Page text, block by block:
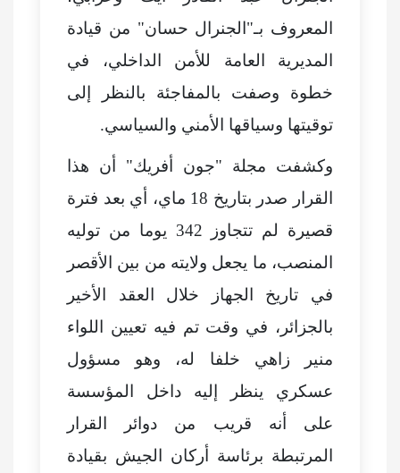
المعروف بـ"الجنرال حسان" من قيادة
المديرية العامة للأمن الداخلي، في
خطوة وصفت بالمفاجئة بالنظر إلى
توقيتها وسياقها الأمني والسياسي.
وكشفت مجلة "جون أفريك" أن هذا
القرار صدر بتاريخ 18 ماي، أي بعد فترة
قصيرة لم تتجاوز 342 يوما من توليه
المنصب، ما يجعل ولايته من بين الأقصر
في تاريخ الجهاز خلال العقد الأخير
بالجزائر، في وقت تم فيه تعيين اللواء
منير زاهي خلفا له، وهو مسؤول
عسكري ينظر إليه داخل المؤسسة
على أنه قريب من دوائر القرار
المرتبطة برئاسة أركان الجيش بقيادة